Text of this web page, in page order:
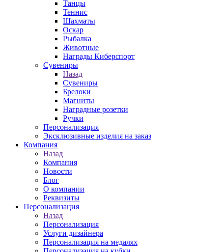
Танцы
Теннис
Шахматы
Оскар
Рыбалка
Животные
Награды Киберспорт
Сувениры
Назад
Сувениры
Брелоки
Магниты
Наградные розетки
Ручки
Персонализация
Эксклюзивные изделия на заказ
Компания
Назад
Компания
Новости
Блог
О компании
Реквизиты
Персонализация
Назад
Персонализация
Услуги дизайнера
Персонализация на медалях